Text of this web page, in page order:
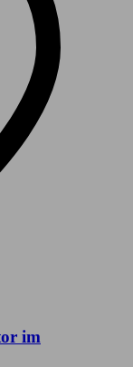
im